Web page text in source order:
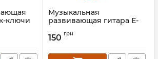
ключи
Музыкальная
развивающая гитара Е-
звуком и светом
Артикул: 60082(Red)
150 грн